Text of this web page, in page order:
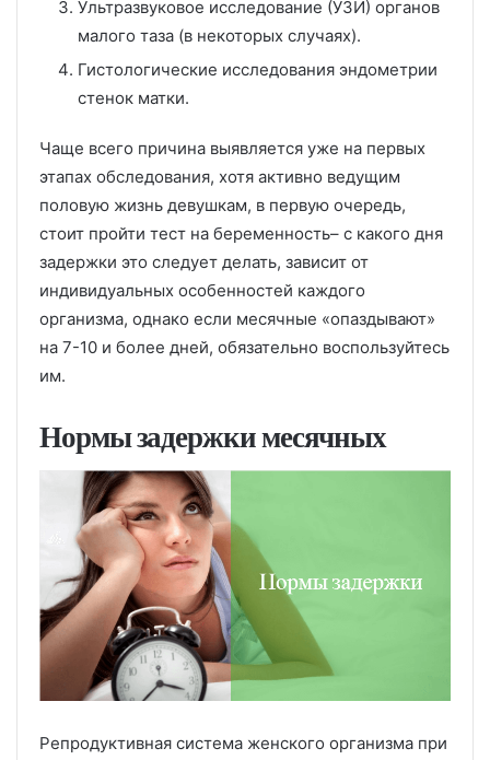
Ультразвуковое исследование (УЗИ) органов
малого таза (в некоторых случаях).
Гистологические исследования эндометрии
стенок матки.
Чаще всего причина выявляется уже на первых
этапах обследования, хотя активно ведущим
половую жизнь девушкам, в первую очередь,
стоит пройти тест на беременность– с какого дня
задержки это следует делать, зависит от
индивидуальных особенностей каждого
организма, однако если месячные «опаздывают»
на 7-10 и более дней, обязательно воспользуйтесь
им.
Нормы задержки месячных
Репродуктивная система женского организма при